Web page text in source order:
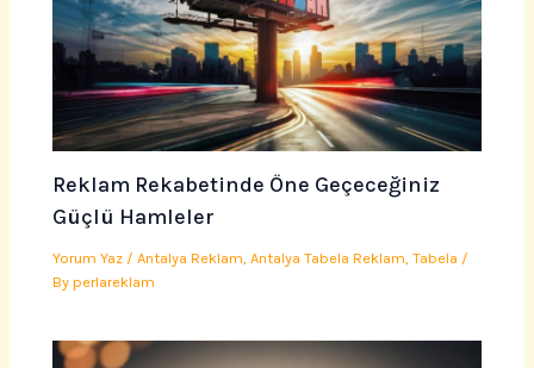
Reklam Rekabetinde Öne Geçeceğiniz
Güçlü Hamleler
Yorum Yaz /Antalya Reklam ,Antalya Tabela Reklam ,Tabela /
Byperlareklam